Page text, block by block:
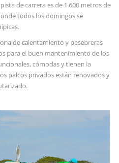
de carrera es de 1.600 metros de
todos los domingos se
de calentamiento y pesebreras
para el buen mantenimiento de los
cómodas y tienen la
palcos privados están renovados y